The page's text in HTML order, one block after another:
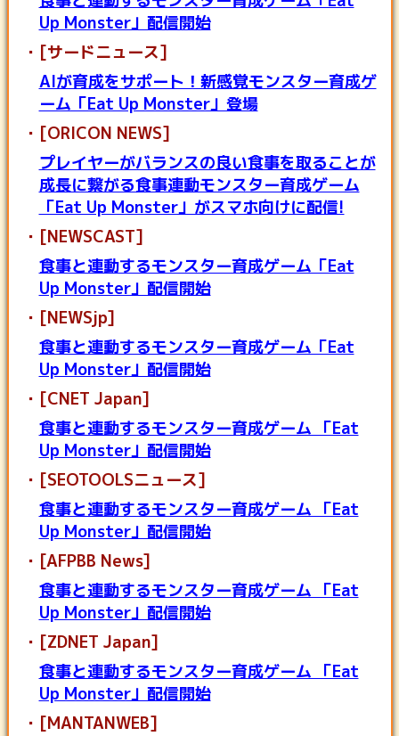
Up Monster」配信開始
[サードニュース]
AIが育成をサポート！新感覚モンスター育成ゲ
ーム「Eat Up Monster」登場
[ORICON NEWS]
プレイヤーがバランスの良い食事を取ることが
成長に繋がる食事連動モンスター育成ゲーム
「Eat Up Monster」がスマホ向けに配信!
[NEWSCAST]
食事と連動するモンスター育成ゲーム「Eat
Up Monster」配信開始
[NEWSjp]
食事と連動するモンスター育成ゲーム「Eat
Up Monster」配信開始
[CNET Japan]
食事と連動するモンスター育成ゲーム 「Eat
Up Monster」配信開始
[SEOTOOLSニュース]
食事と連動するモンスター育成ゲーム 「Eat
Up Monster」配信開始
[AFPBB News]
食事と連動するモンスター育成ゲーム 「Eat
Up Monster」配信開始
[ZDNET Japan]
食事と連動するモンスター育成ゲーム 「Eat
Up Monster」配信開始
[MANTANWEB]